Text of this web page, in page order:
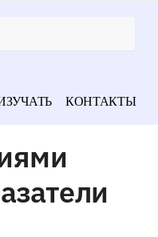
КОНТАКТЫ